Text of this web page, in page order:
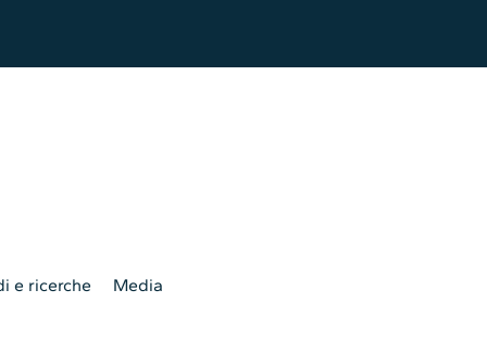
e ricerche Media